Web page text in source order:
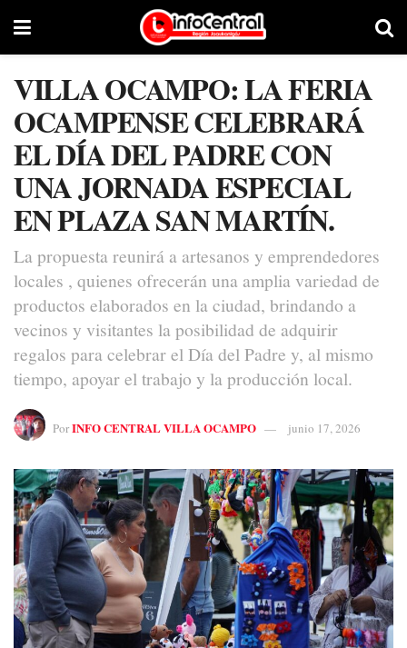
VILLA OCAMPO: LA FERIA
OCAMPENSE CELEBRARÁ
EL DÍA DEL PADRE CON
UNA JORNADA ESPECIAL
EN PLAZA SAN MARTÍN.
La propuesta reunirá a artesanos y emprendedores
locales , quienes ofrecerán una amplia variedad de
productos elaborados en la ciudad, brindando a
vecinos y visitantes la posibilidad de adquirir
regalos para celebrar el Día del Padre y, al mismo
tiempo, apoyar el trabajo y la producción local.
PorINFO CENTRAL VILLA OCAMPO junio 17, 2026